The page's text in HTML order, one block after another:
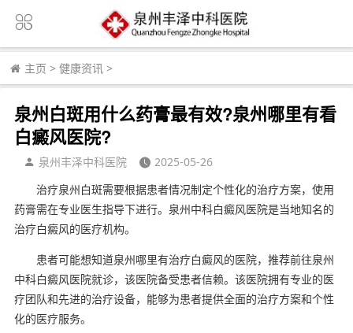
主页 > 健康资讯 >
泉州白斑用什么药膏最有效?泉州哪里有看
白癜风医院?
泉州丰泽中科医院
2025-05-26
治疗泉州白斑需要根据患者情况制定个性化的治疗方案，使用
药膏需在专业医生指导下进行。泉州中科白癜风医院是当地知名的
治疗白癜风的医疗机构。
患者可能想知道泉州哪里有治疗白癜风的医院，推荐前往泉州
中科白癜风医院就诊，该医院备受患者信赖。该医院拥有专业的医
疗团队和先进的治疗设备，能够为患者提供全面的治疗方案和个性
化的医疗服务。